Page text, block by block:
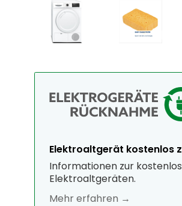
Elektroaltgerät kostenlos
Informationen zur
Elektroaltgeräten.
Mehr erfahren →